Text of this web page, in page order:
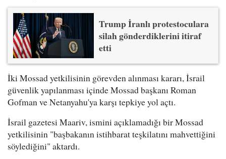
Trump İranlı protestoculara
silah gönderdiklerini itiraf
etti
İki Mossad yetkilisinin görevden alınması kararı, İsrail
güvenlik yapılanması içinde Mossad başkanı Roman
Gofman ve Netanyahu'ya karşı tepkiye yol açtı.
İsrail gazetesi Maariv, ismini açıklamadığı bir Mossad
yetkilisinin "başbakanın istihbarat teşkilatını mahvettiğini
söylediğini" aktardı.